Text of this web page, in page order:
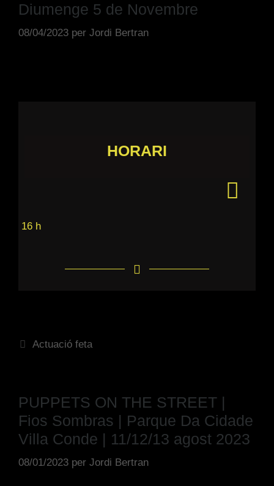
Diumenge 5 de Novembre
08/04/2023 per Jordi Bertran
HORARI
16 h
Actuació feta
PUPPETS ON THE STREET |
Fios Sombras | Parque Da Cidade
Villa Conde | 11/12/13 agost 2023
08/01/2023 per Jordi Bertran